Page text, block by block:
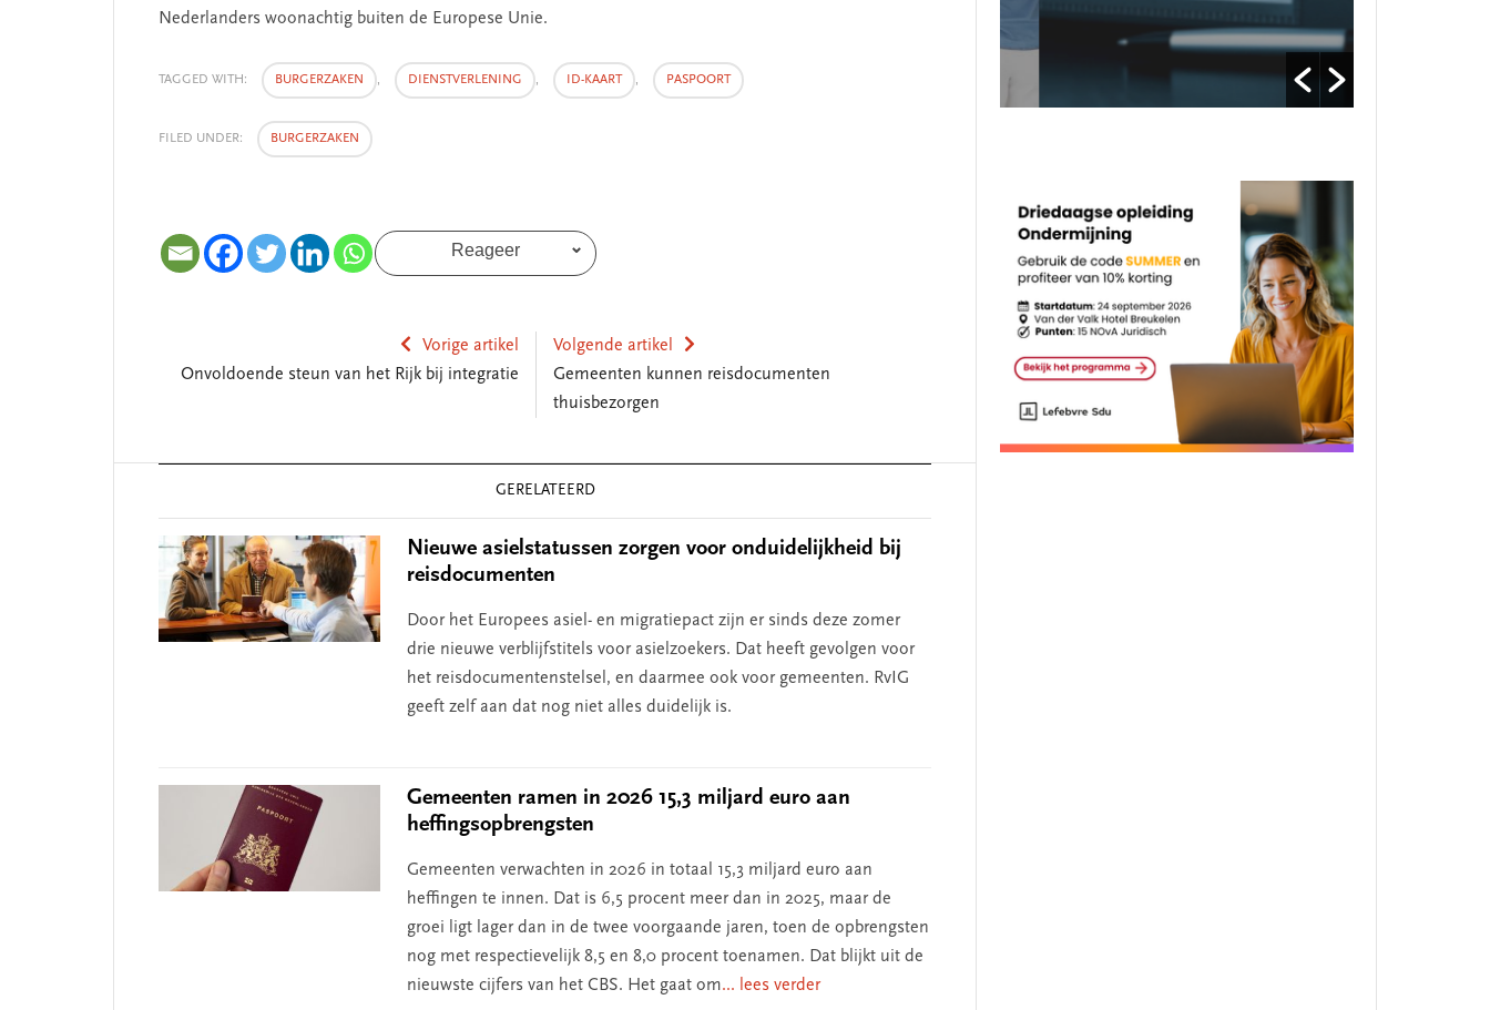
Nederlanders woonachtig buiten de Europese Unie.
TAGGED WITH: BURGERZAKEN , DIENSTVERLENING , ID-KAART , PASPOORT
FILED UNDER: BURGERZAKEN
Reageer
Vorige artikel
Onvoldoende steun van het Rijk bij integratie
Volgende artikel
Gemeenten kunnen reisdocumenten
thuisbezorgen
GERELATEERD
Nieuwe asielstatussen zorgen voor onduidelijkheid bij
reisdocumenten
Door het Europees asiel- en migratiepact zijn er sinds deze zomer
drie nieuwe verblijfstitels voor asielzoekers. Dat heeft gevolgen voor
het reisdocumentenstelsel, en daarmee ook voor gemeenten. RvIG
geeft zelf aan dat nog niet alles duidelijk is.
Gemeenten ramen in 2026 15,3 miljard euro aan
heffingsopbrengsten
Gemeenten verwachten in 2026 in totaal 15,3 miljard euro aan
heffingen te innen. Dat is 6,5 procent meer dan in 2025, maar de
groei ligt lager dan in de twee voorgaande jaren, toen de opbrengsten
nog met respectievelijk 8,5 en 8,0 procent toenamen. Dat blijkt uit de
nieuwste cijfers van het CBS. Het gaat om... lees verder